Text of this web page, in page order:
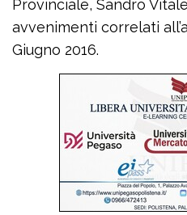
Provinciale, Sandro
avvenimenti correlati
Giugno 2016.